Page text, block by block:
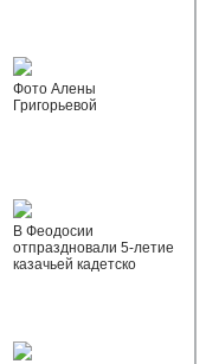
Фото Алены
Григорьевой
В Феодосии
отпраздновали 5-летие
казачьей кадетско